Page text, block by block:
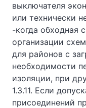
выключателя
или технически
-когда обходная
организации
для районов с
необходимости
изоляции, при
1.3.11. Если
присоединений